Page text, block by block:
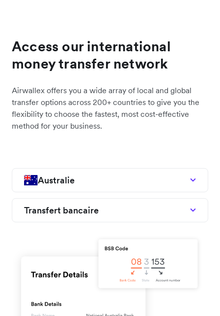
Access our international
money transfer network
Airwallex offers you a wide array of local and global
transfer options across 200+ countries to give you the
flexibility to choose the fastest, most cost-effective
method for your business.
Australie
Transfert bancaire